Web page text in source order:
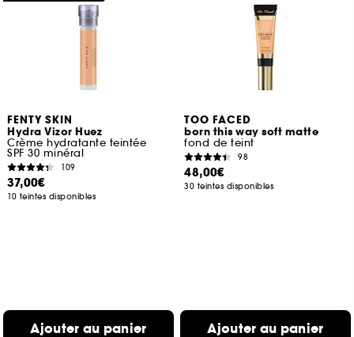
FENTY SKIN
Hydra Vizor Huez
Crème hydratante teintée
SPF 30 minéral
109
37,00€
10 teintes disponibles
Ajouter au panier
TOO FACED
born this way soft matte
fond de teint
98
48,00€
30 teintes disponibles
Ajouter au panier